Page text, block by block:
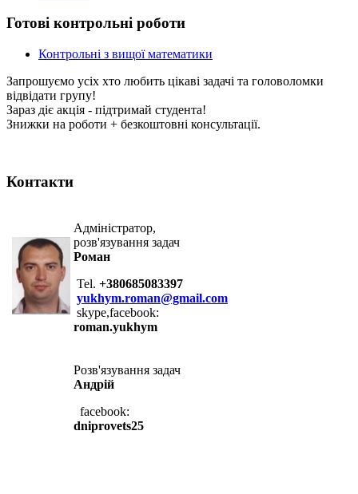
Готові контрольні роботи
Контрольні з вищої математики
Запрошуємо усіх хто любить цікаві задачі та головоломки
відвідати групу!
Зараз діє акція - підтримай студента!
Знижки на роботи + безкоштовні консультації.
Контакти
Адміністратор,
розв'язування задач
Роман
Tel. +380685083397
yukhym.roman@gmail.com
skype,facebook:
roman.yukhym
Розв'язування задач
Андрій
facebook:
dniprovets25